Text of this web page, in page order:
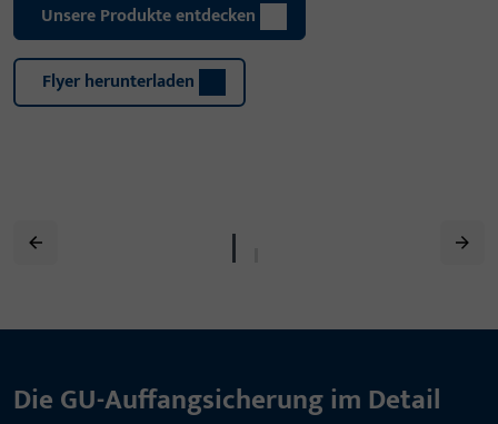
Unsere Produkte entdecken
Flyer herunterladen
Die GU-Auffangsicherung im Detail